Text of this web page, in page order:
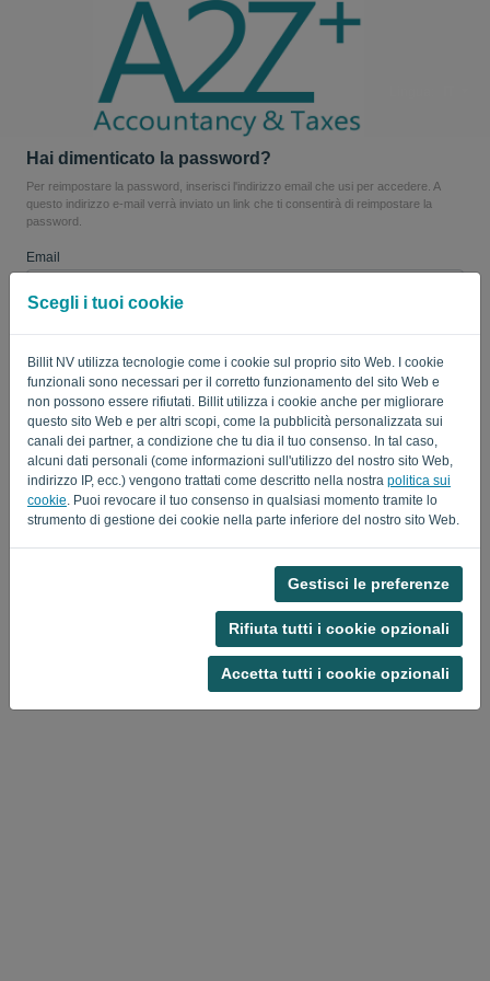
Scegli i tuoi cookie
Billit NV utilizza tecnologie come i cookie sul proprio sito Web. I cookie
funzionali sono necessari per il corretto funzionamento del sito Web e
non possono essere rifiutati. Billit utilizza i cookie anche per migliorare
questo sito Web e per altri scopi, come la pubblicità personalizzata sui
canali dei partner, a condizione che tu dia il tuo consenso. In tal caso,
alcuni dati personali (come informazioni sull'utilizzo del nostro sito Web,
indirizzo IP, ecc.) vengono trattati come descritto nella nostra politica sui
cookie . Puoi revocare il tuo consenso in qualsiasi momento tramite lo
strumento di gestione dei cookie nella parte inferiore del nostro sito Web.
Gestisci le preferenze
Rifiuta tutti i cookie opzionali
Accetta tutti i cookie opzionali
Hai dimenticato la password?
Per reimpostare la password, inserisci l'indirizzo email che usi per accedere. A
questo indirizzo e-mail verrà inviato un link che ti consentirà di reimpostare la
password.
Email
Non sei un computer? Compila ' '.
INVIA LINK
Torna al login
Privacy Policy-Terms of Service.